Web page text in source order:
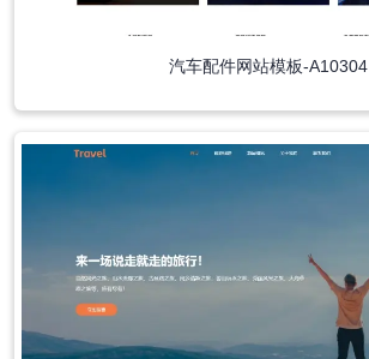
汽车配件网站模板-A10304